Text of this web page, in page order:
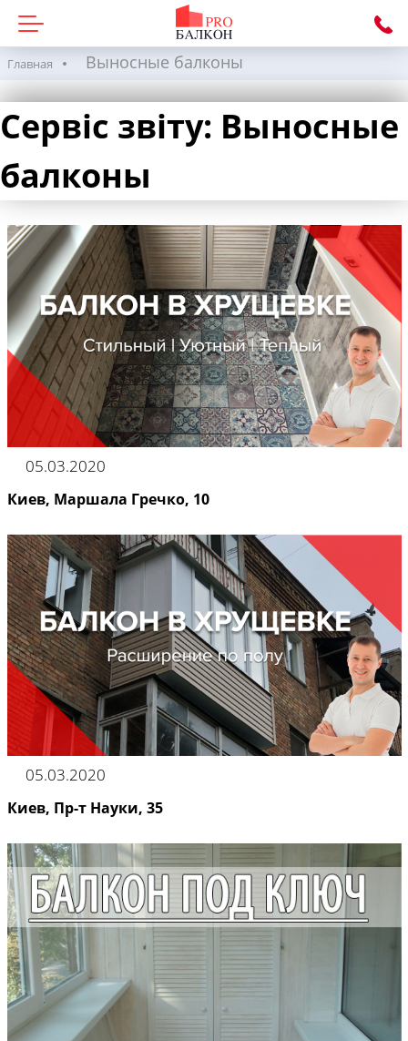
Главная Выносные балконы
Сервіс звіту: Выносные
балконы
05.03.2020
Киев, Маршала Гречко, 10
05.03.2020
Киев, Пр-т Науки, 35